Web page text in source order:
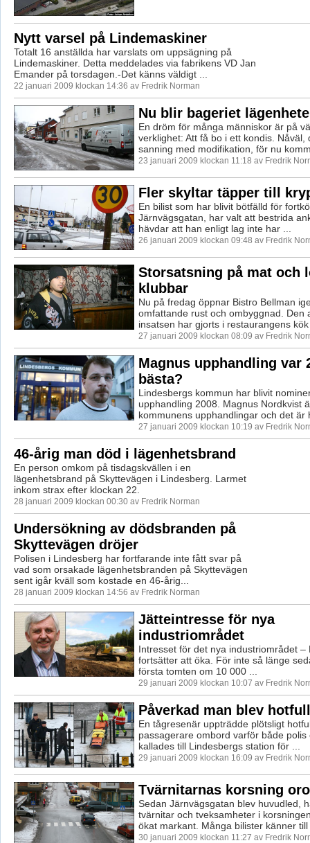
Nytt varsel på Lindemaskiner
Totalt 16 anställda har varslats om uppsägning på
Lindemaskiner. Detta meddelades via fabrikens VD Jan
Emander på torsdagen.-Det känns väldigt ...
22 januari 2009 klockan 14:36 av Fredrik Norman
Nu blir bageriet
En dröm för många människor är på
verklighet: Att få bo i ett kondis. Nåväl,
sanning med modifikation, för nu
23 januari 2009 klockan 11:18 av Fredrik
Fler skyltar täpper till
En bilist som har blivit bötfälld för
Järnvägsgatan, har valt att bestrida
hävdar att han enligt lag inte har ...
26 januari 2009 klockan 09:48 av Fredrik
Storsatsning på mat och
klubbar
Nu på fredag öppnar Bistro Bellman
omfattande rust och ombyggnad. Den
insatsen har gjorts i restaurangens
27 januari 2009 klockan 08:09 av Fredrik
Magnus upphandling var
bästa?
Lindesbergs kommun har blivit
upphandling 2008. Magnus Nordkvist
kommunens upphandlingar och det är
27 januari 2009 klockan 10:19 av Fredrik
46-årig man död i lägenhetsbrand
En person omkom på tisdagskvällen i en
lägenhetsbrand på Skyttevägen i Lindesberg. Larmet
inkom strax efter klockan 22.
28 januari 2009 klockan 00:30 av Fredrik Norman
Undersökning av dödsbranden på
Skyttevägen dröjer
Polisen i Lindesberg har fortfarande inte fått svar på
vad som orsakade lägenhetsbranden på Skyttevägen
sent igår kväll som kostade en 46-årig...
28 januari 2009 klockan 14:56 av Fredrik Norman
Jätteintresse för nya
industriområdet
Intresset för det nya industriområdet –
fortsätter att öka. För inte så länge
första tomten om 10 000 ...
29 januari 2009 klockan 10:07 av Fredrik
Påverkad man blev
En tågresenär uppträdde plötsligt
passagerare ombord varför både polis
kallades till Lindesbergs station för ...
29 januari 2009 klockan 16:09 av Fredrik
Tvärnitarnas korsning
Sedan Järnvägsgatan blev huvudled,
tvärnitar och tveksamheter i
ökat markant. Många bilister känner till
30 januari 2009 klockan 11:27 av Fredrik